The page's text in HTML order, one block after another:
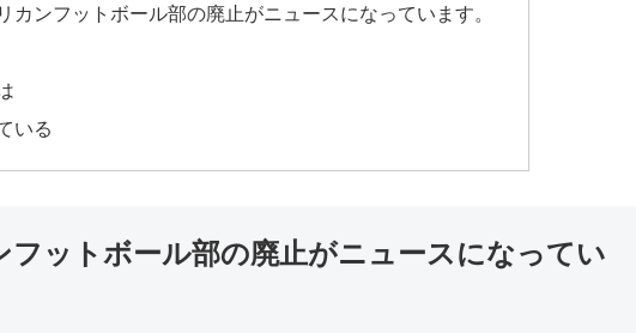
カンフットボール部の廃止がニュースになっています。
いる
フットボール部の廃止がニュースになってい